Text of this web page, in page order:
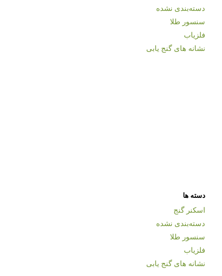
دسته‌بندی نشده
سنسور طلا
فلزیاب
نشانه های گنج یابی
دسته ها
اسکنر گنج
دسته‌بندی نشده
سنسور طلا
فلزیاب
نشانه های گنج یابی